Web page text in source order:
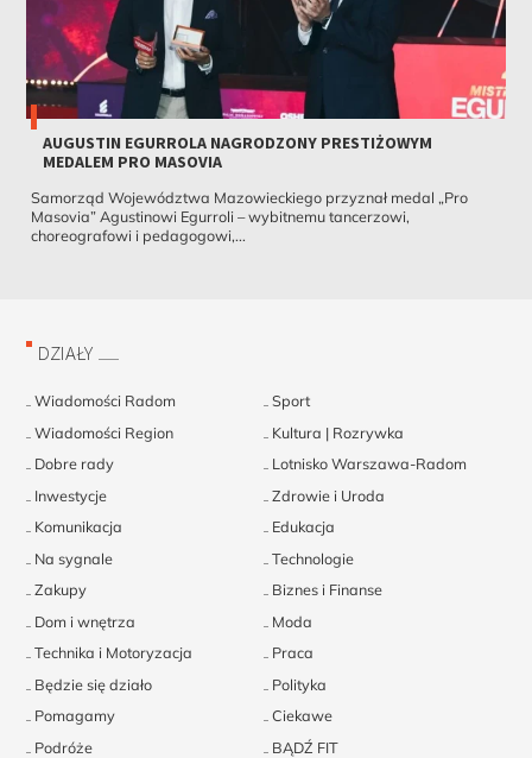
AUGUSTIN EGURROLA NAGRODZONY PRESTIŻOWYM
MEDALEM PRO MASOVIA
Samorząd Województwa Mazowieckiego przyznał medal „Pro
Masovia” Agustinowi Egurroli – wybitnemu tancerzowi,
choreografowi i pedagogowi,...
DZIAŁY
Wiadomości Radom
Sport
Wiadomości Region
Kultura | Rozrywka
Dobre rady
Lotnisko Warszawa-Radom
Inwestycje
Zdrowie i Uroda
Komunikacja
Edukacja
Na sygnale
Technologie
Zakupy
Biznes i Finanse
Dom i wnętrza
Moda
Technika i Motoryzacja
Praca
Będzie się działo
Polityka
Pomagamy
Ciekawe
Podróże
BĄDŹ FIT